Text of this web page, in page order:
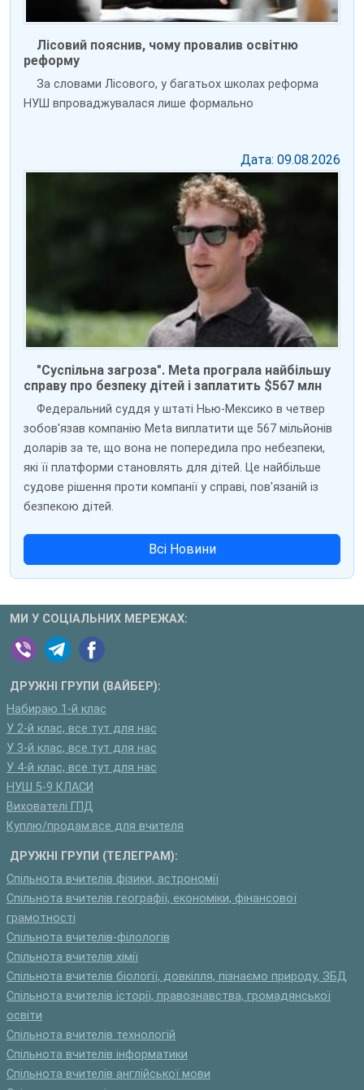
Лісовий пояснив, чому провалив освітню
реформу
За словами Лісового, у багатьох школах реформа
НУШ впроваджувалася лише формально
Дата: 09.08.2026
"Суспільна загроза". Meta програла найбільшу
справу про безпеку дітей і заплатить $567 млн
Федеральний суддя у штаті Нью-Мексико в четвер
зобов'язав компанію Meta виплатити ще 567 мільйонів
доларів за те, що вона не попередила про небезпеки,
які її платформи становлять для дітей. Це найбільше
судове рішення проти компанії у справі, пов'язаній із
безпекою дітей.
Всі Новини
МИ У СОЦІАЛЬНИХ МЕРЕЖАХ:
ДРУЖНІ ГРУПИ (ВАЙБЕР):
Набираю 1-й клас
У 2-й клас, все тут для нас
У 3-й клас, все тут для нас
У 4-й клас, все тут для нас
НУШ 5-9 КЛАСИ
Вихователі ГПД
Куплю/продам:все для вчителя
ДРУЖНІ ГРУПИ (ТЕЛЕГРАМ):
Спільнота вчителів фізики, астрономії
Спільнота вчителів географії, економіки, фінансової
грамотності
Спільнота вчителів-філологів
Спільнота вчителів хімії
Спільнота вчителів біології, довкілля, пізнаємо природу, ЗБД
Спільнота вчителів історії, правознавства, громадянської
освіти
Спільнота вчителів технологій
Спільнота вчителів інформатики
Спільнота вчителів англійської мови